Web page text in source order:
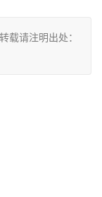
载请注明出处：